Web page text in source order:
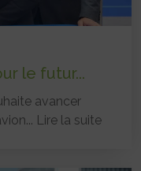
le futur...
avancer
Lire la suite